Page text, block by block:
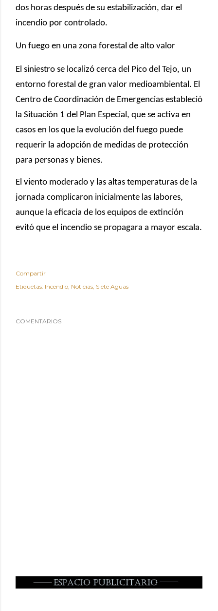
dos horas después de su estabilización, dar el
incendio por controlado.
Un fuego en una zona forestal de alto valor
El siniestro se localizó cerca del Pico del Tejo, un
entorno forestal de gran valor medioambiental. El
Centro de Coordinación de Emergencias estableció
la Situación 1 del Plan Especial, que se activa en
casos en los que la evolución del fuego puede
requerir la adopción de medidas de protección
para personas y bienes.
El viento moderado y las altas temperaturas de la
jornada complicaron inicialmente las labores,
aunque la eficacia de los equipos de extinción
evitó que el incendio se propagara a mayor escala.
Compartir
Etiquetas: Incendio Noticias Siete Aguas
COMENTARIOS